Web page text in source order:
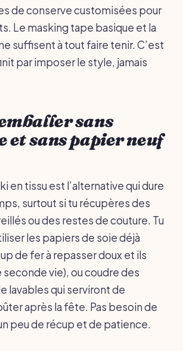
de conserve customisées pour
Le masking tape basique et la
suffisent à tout faire tenir. C’est
par imposer le style, jamais
sans
et sans papier neuf
en tissu est l’alternative qui dure
surtout si tu récupères des
ou des restes de couture. Tu
les papiers de soie déjà
de fer à repasser doux et ils
vie), ou coudre des
lavables qui serviront de
après la fête. Pas besoin de
peu de récup et de patience.